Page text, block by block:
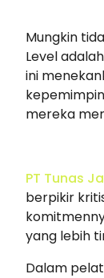
Mungkin
Level
ini
mereka
PT Tunas
berpikir
yang lebih
Dalam